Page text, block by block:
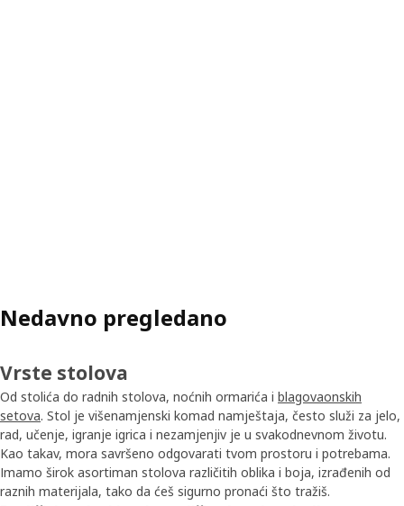
Nedavno pregledano
Vrste stolova
Od stolića do radnih stolova, noćnih ormarića i blagovaonskih
setova. Stol je višenamjenski komad namještaja, često služi za jelo,
rad, učenje, igranje igrica i nezamjenjiv je u svakodnevnom životu.
Kao takav, mora savršeno odgovarati tvom prostoru i potrebama.
Imamo širok asortiman stolova različitih oblika i boja, izrađenih od
raznih materijala, tako da ćeš sigurno pronaći što tražiš.​